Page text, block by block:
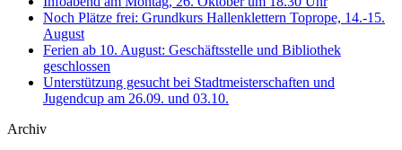
Noch Plätze frei: Grundkurs Hallenklettern Toprope, 14.-15.
August
Ferien ab 10. August: Geschäftsstelle und Bibliothek
geschlossen
Unterstützung gesucht bei Stadtmeisterschaften und
Jugendcup am 26.09. und 03.10.
Archiv